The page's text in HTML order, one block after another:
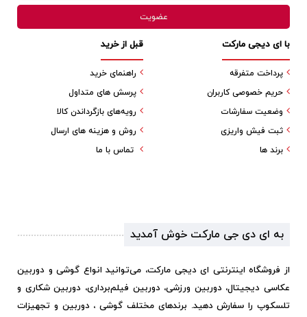
قبل از خرید
راهنمای خرید
پرسش های متداول
رویه‌های بازگرداندن کالا
روش و هزینه های ارسال
تماس با ما
با ای دیجی مارکت
پرداخت متفرقه
حریم خصوصی کاربران
وضعیت سفارشات
ثبت فیش واریزی
برند ها
به ای دی جی مارکت خوش آمدید
از فروشگاه اینترنتی ای دیجی مارکت، می‌توانید انواع گوشی و دوربین
عکاسی دیجیتال، دوربین ورزشی، دوربین فیلم‌برداری، دوربین شکاری و
تلسکوپ را سفارش دهید. برندهای مختلف گوشی ، دوربین و تجهیزات